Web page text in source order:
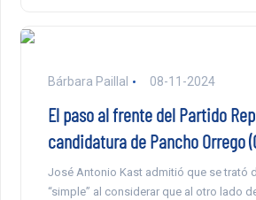
Bárbara Paillal 08-11-2024
El paso al frente del Partido
candidatura de Pancho Orrego
José Antonio Kast admitió que se trató
“simple” al considerar que al otro lado